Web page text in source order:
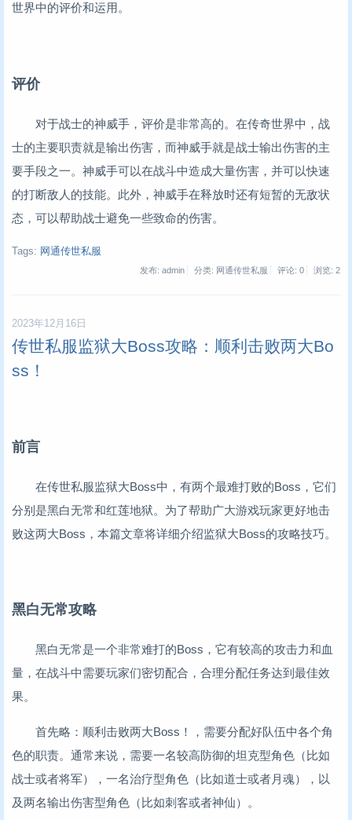
世界中的评价和运用。
评价
对于战士的神威手，评价是非常高的。在传奇世界中，战
士的主要职责就是输出伤害，而神威手就是战士输出伤害的主
要手段之一。神威手可以在战斗中造成大量伤害，并可以快速
的打断敌人的技能。此外，神威手在释放时还有短暂的无敌状
态，可以帮助战士避免一些致命的伤害。
Tags: 网通传世私服
发布: admin 分类: 网通传世私服 评论: 0 浏览: 2
2023年12月16日
传世私服监狱大Boss攻略：顺利击败两大Bo
ss！
前言
在传世私服监狱大Boss中，有两个最难打败的Boss，它们
分别是黑白无常和红莲地狱。为了帮助广大游戏玩家更好地击
败这两大Boss，本篇文章将详细介绍监狱大Boss的攻略技巧。
黑白无常攻略
黑白无常是一个非常难打的Boss，它有较高的攻击力和血
量，在战斗中需要玩家们密切配合，合理分配任务达到最佳效
果。
首先略：顺利击败两大Boss！，需要分配好队伍中各个角
色的职责。通常来说，需要一名较高防御的坦克型角色（比如
战士或者将军），一名治疗型角色（比如道士或者月魂），以
及两名输出伤害型角色（比如刺客或者神仙）。